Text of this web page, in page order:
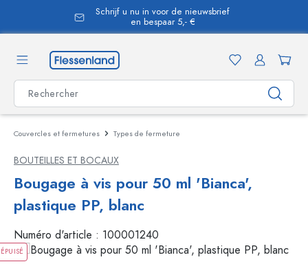
Schrijf u nu in voor de nieuwsbrief
en bespaar 5,- €
Couvercles et fermetures Types de fermeture
BOUTEILLES ET BOCAUX
Bougage à vis pour 50 ml 'Bianca',
plastique PP, blanc
Numéro d'article : 100001240
ÉPUISÉ